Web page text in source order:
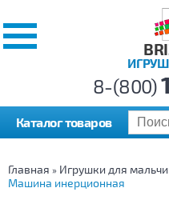
8-(800)
Каталог товаров
Главная » Игрушки для
Машина инерционная